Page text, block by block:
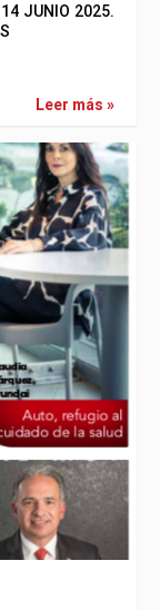
JUNIO 2025.
Leer más »